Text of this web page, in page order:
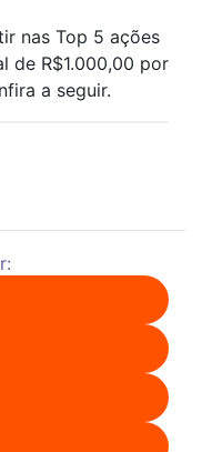
nas Top 5 ações
de R$1.000,00 por
a seguir.